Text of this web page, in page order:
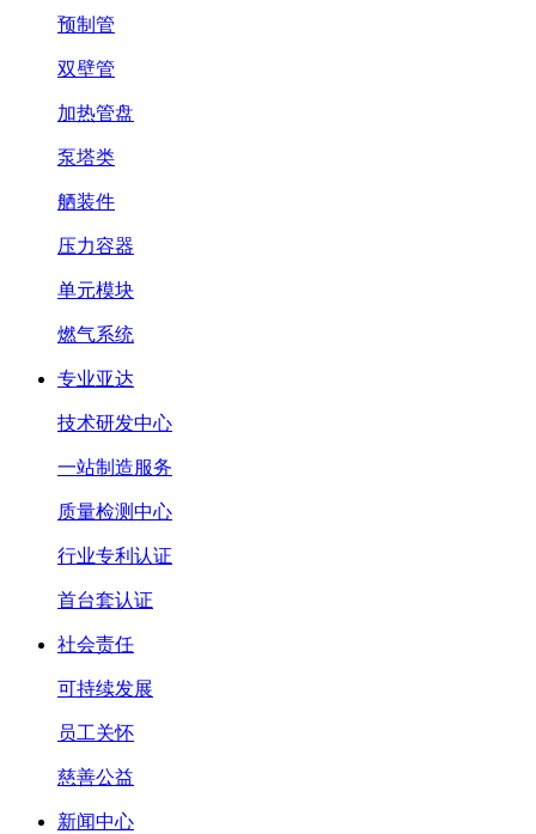
预制管
双壁管
加热管盘
泵塔类
舾装件
压力容器
单元模块
燃气系统
专业亚达
技术研发中心
一站制造服务
质量检测中心
行业专利认证
首台套认证
社会责任
可持续发展
员工关怀
慈善公益
新闻中心